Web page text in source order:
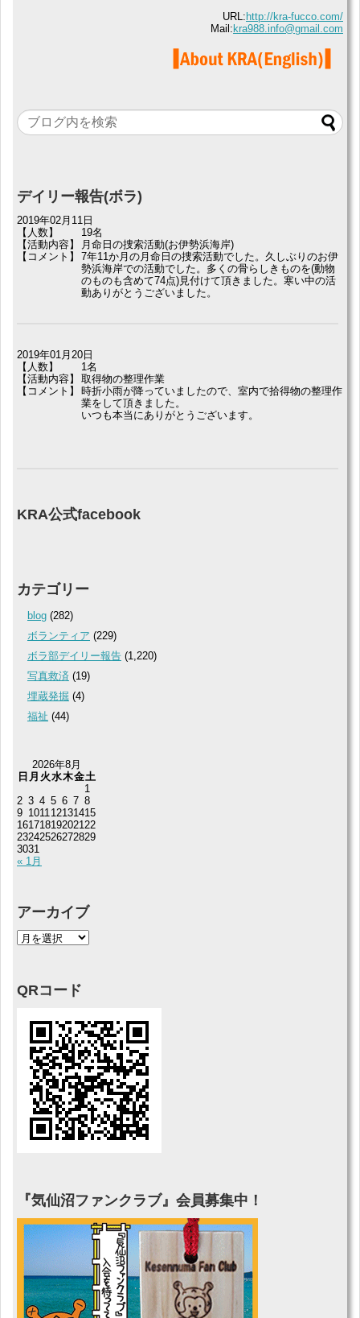
URL: http://kra-fucco.com/
Mail: kra988.info@gmail.com
デイリー報告(ボラ)
2019年02月11日
【人数】
19名
【活動内容】
月命日の捜索活動(お伊勢浜海岸)
【コメント】
7年11か月の月命日の捜索活動でした。久しぶりのお伊
勢浜海岸での活動でした。多くの骨らしきものを(動物
のものも含めて74点)見付けて頂きました。寒い中の活
動ありがとうございました。
2019年01月20日
【人数】
1名
【活動内容】
取得物の整理作業
【コメント】
時折小雨が降っていましたので、室内で拾得物の整理作
業をして頂きました。
いつも本当にありがとうございます。
KRA公式facebook
カテゴリー
blog (282)
ボランティア (229)
ボラ部デイリー報告 (1,220)
写真救済 (19)
埋蔵発掘 (4)
福祉 (44)
2026年8月
日 月 火水木金土
« 1月
1
2 3 4 5 6 7 8
9 1011 12131415
161718192021 22
23242526272829
3031
アーカイブ
QRコード
『気仙沼ファンクラブ』会員募集中！